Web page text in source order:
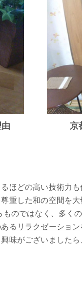
京
ほどの高い技術力
重した和の空間を
のではなく、多く
る リラクゼーション
味がございましたら